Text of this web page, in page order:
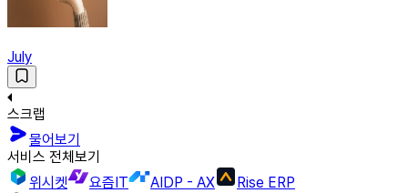
July
스크랩
물어보기
서비스 전체보기
위시켓
요즘IT AIDP - AX Rise ERP